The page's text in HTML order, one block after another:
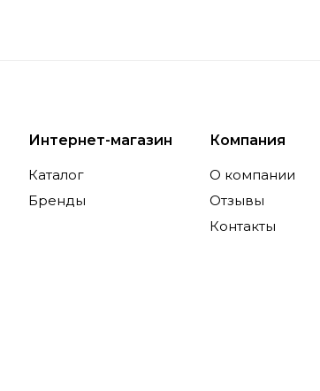
Интернет-магазин
Каталог
Бренды
Компания
О компании
Отзывы
Контакты